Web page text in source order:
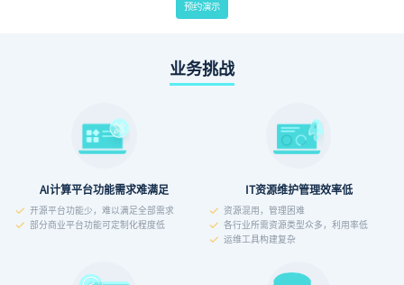
预约演示
业务挑战
AI计算平台功能需求难满足
开源平台功能少，难以满足全部需求
部分商业平台功能可定制化程度低
IT资源维护管理效率低
资源混用，管理困难
各行业所需资源类型众多，利用率低
运维工具构建复杂